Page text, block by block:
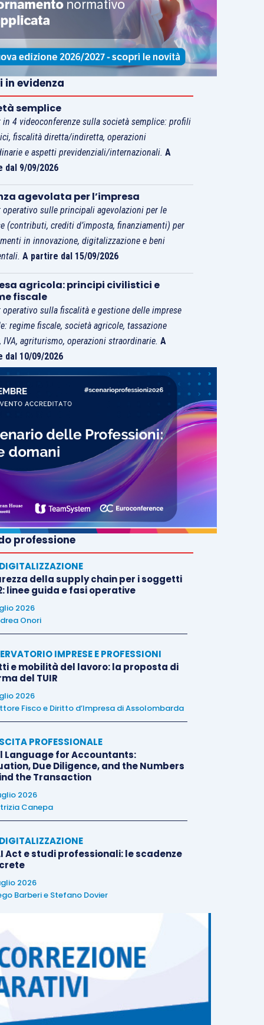
in evidenza
semplice
in 4 videoconferenze sulla società semplice: profili
fiscalità diretta/indiretta, operazioni
e aspetti previdenziali/internazionali.A
dal 9/09/2026
agevolata per l’impresa
operativo sulle principali agevolazioni per le
(contributi, crediti d’imposta, finanziamenti) per
in innovazione, digitalizzazione e beni
A partire dal 15/09/2026
agricola: principi civilistici e
fiscale
operativo sulla fiscalità e gestione delle imprese
regime fiscale, società agricole, tassazione
IVA, agriturismo, operazioni straordinarie.A
dal 10/09/2026
professione
della supply chain per i soggetti
linee guida e fasi operative
2026
Onori
IMPRESE E PROFESSIONI
e mobilità del lavoro: la proposta di
del TUIR
2026
Fisco e Diritto d’Impresa di Assolombarda
PROFESSIONALE
Language for Accountants:
Due Diligence, and the Numbers
the Transaction
2026
Canepa
Act e studi professionali: le scadenze
2026
Barberie Stefano Dovier